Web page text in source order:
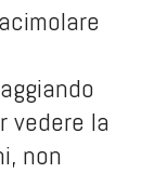
vedere la
non